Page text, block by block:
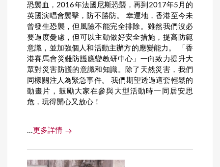
恐襲血，2016年法國尼斯恐襲，再到2017年5月的
英國演唱會襲擊，防不勝防。 幸運地，香港至今未
曾發生恐襲，但風險不能完全排除。雖然我們沒必
要過度憂慮，但可以主動做好安全措施，提高防範
意識，並加強個人和活動主辦方的應變能力。 「香
港賽馬會災難防護應變教研中心」一向致力提升大
眾對災害防護的意識和知識。除了天然災害，我們
同樣關注人為緊急事件。 我們期望透過這套輕鬆的
動畫片，鼓勵大家在參與大型活動時一同居安思
危，玩得開心又放心！
... 更多詳情